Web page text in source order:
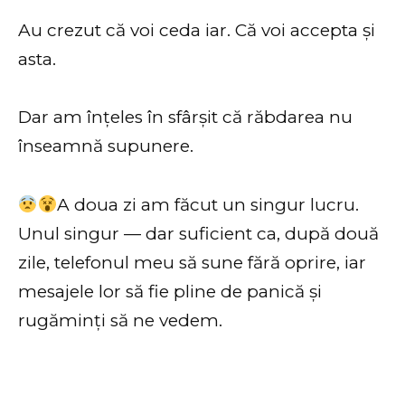
Au crezut că voi ceda iar. Că voi accepta și
asta.
Dar am înțeles în sfârșit că răbdarea nu
înseamnă supunere.
A doua zi am făcut un singur lucru.
Unul singur — dar suficient ca, după două
zile, telefonul meu să sune fără oprire, iar
mesajele lor să fie pline de panică și
rugăminți să ne vedem.